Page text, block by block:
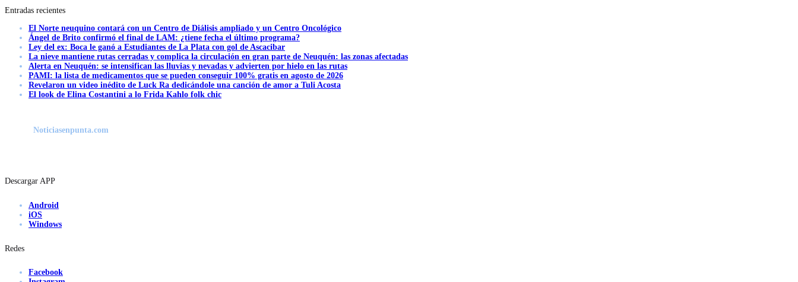
Entradas recientes
El Norte neuquino contará con un Centro de Diálisis ampliado y un Centro Oncológico
Ángel de Brito confirmó el final de LAM: ¿tiene fecha el último programa?
Ley del ex: Boca le ganó a Estudiantes de La Plata con gol de Ascacibar
La nieve mantiene rutas cerradas y complica la circulación en gran parte de Neuquén: las zonas afectadas
Alerta en Neuquén: se intensifican las lluvias y nevadas y advierten por hielo en las rutas
PAMI: la lista de medicamentos que se pueden conseguir 100% gratis en agosto de 2026
Revelaron un video inédito de Luck Ra dedicándole una canción de amor a Tuli Acosta
El look de Elina Costantini a lo Frida Kahlo folk chic
Noticiasenpunta.com
Descargar APP
Android
iOS
Windows
Redes
Facebook